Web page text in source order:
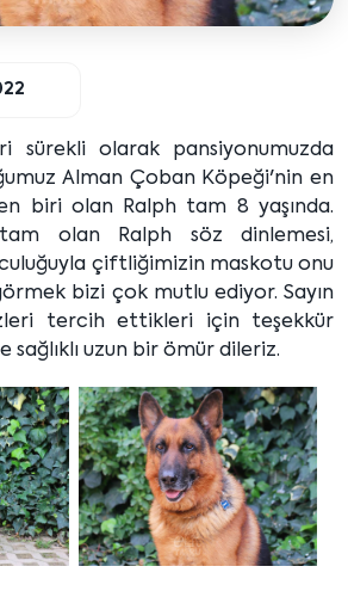
sürekli olarak pansiyonumuzda
Alman Çoban Köpeği'nin en
biri olan Ralph tam 8 yaşında.
olan Ralph söz dinlemesi,
çiftliğimizin maskotu onu
bizi çok mutlu ediyor. Sayın
tercih ettikleri için teşekkür
sağlıklı uzun bir ömür dileriz.